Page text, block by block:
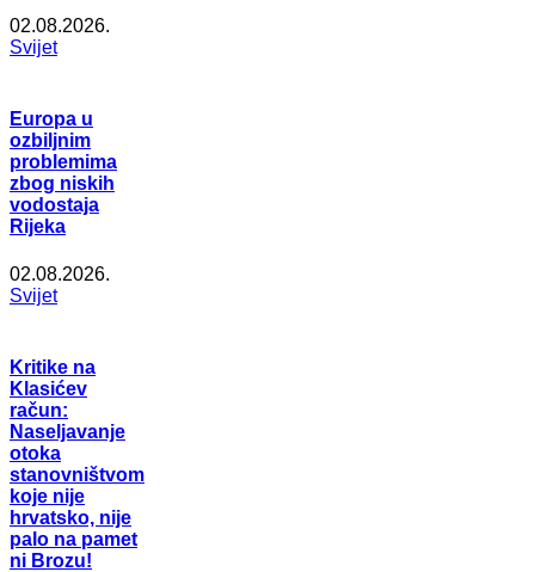
02.08.2026.
Svijet
Europa u
ozbiljnim
problemima
zbog niskih
vodostaja
Rijeka
02.08.2026.
Svijet
Kritike na
Klasićev
račun:
Naseljavanje
otoka
stanovništvom
koje nije
hrvatsko, nije
palo na pamet
ni Brozu!